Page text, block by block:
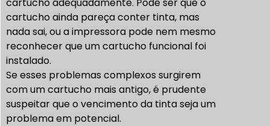
cartucho ainda pareça conter tinta, mas
nada sai, ou a impressora pode nem mesmo
reconhecer que um cartucho funcional foi
instalado.
Se esses problemas complexos surgirem
com um cartucho mais antigo, é prudente
suspeitar que o vencimento da tinta seja um
problema em potencial.